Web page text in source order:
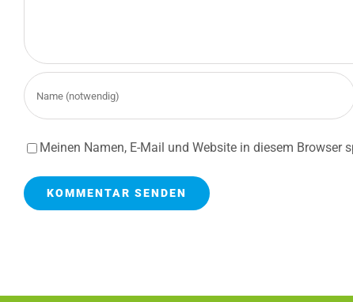
Meinen Namen, E-Mail und Website in diesem Browser